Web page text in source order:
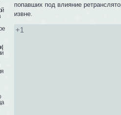
попавших под влияние
извне.
+1